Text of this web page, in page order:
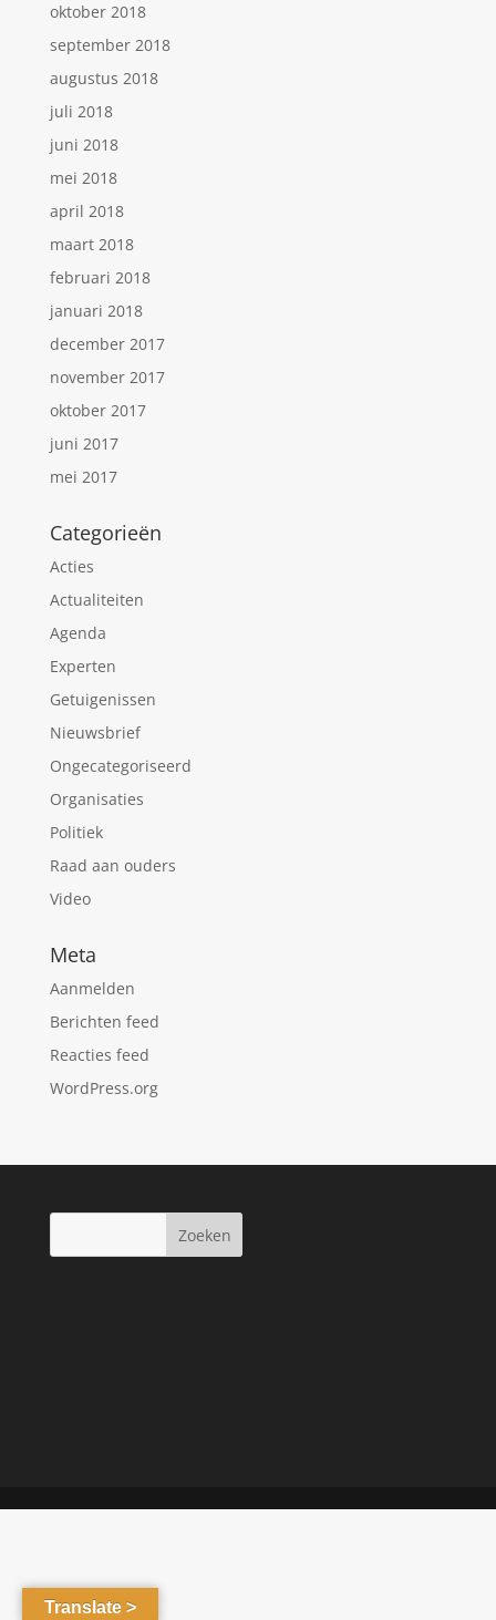
oktober 2018
september 2018
augustus 2018
juli 2018
juni 2018
mei 2018
april 2018
maart 2018
februari 2018
januari 2018
december 2017
november 2017
oktober 2017
juni 2017
mei 2017
Categorieën
Acties
Actualiteiten
Agenda
Experten
Getuigenissen
Nieuwsbrief
Ongecategoriseerd
Organisaties
Politiek
Raad aan ouders
Video
Meta
Aanmelden
Berichten feed
Reacties feed
WordPress.org
Translate >